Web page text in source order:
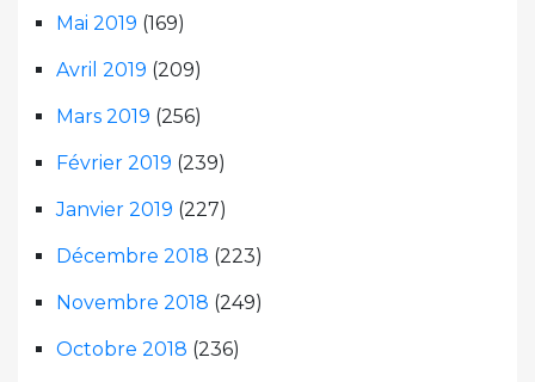
Mai 2019 (169)
Avril 2019 (209)
Mars 2019 (256)
Février 2019 (239)
Janvier 2019 (227)
Décembre 2018 (223)
Novembre 2018 (249)
Octobre 2018 (236)